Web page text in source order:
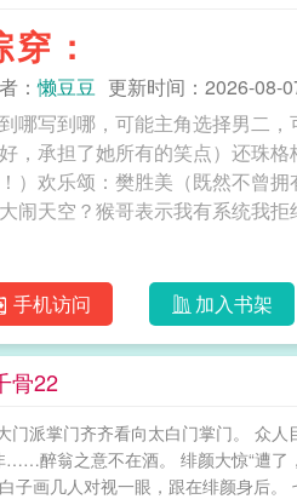
穿：
：懒豆豆 更新时间：2026-08-
哪写到哪，可能主角选择男二
，承担了她所有的笑点）还珠
）欢乐颂：樊胜美（既然不曾
手机访问 加入书架
骨22
门派掌门齐齐看向太白门掌门。 众
醉翁之意不在酒。 绯颜大惊“遭
子画几人对视一眼，跟在绯颜身后